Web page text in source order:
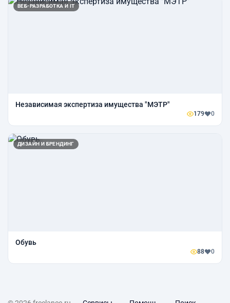
ВЕБ-РАЗРАБОТКА И IT
Независимая экспертиза имущества "МЭТР"
179 0
ДИЗАЙН И БРЕНДИНГ
Обувь
88 0